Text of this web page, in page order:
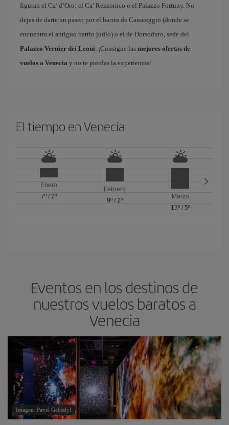
figuran el Ca’ d’Oro; el Ca’ Rezzonico o el Palazzo Fortuny. No
dejes de darte un paseo por el barrio de Canareggio (donde se
encuentra el antiguo barrio judío) o el de Dorsoduro, sede del
Palazzo Vernier dei Leoni. ¡Consigue las mejores ofertas de
vuelos a Venecia y no te pierdas la experiencia!
El tiempo en Venecia
Enero
7º/ 2º
Febrero
9º/ 2º
Marzo
13º/ 5º
Eventos en los destinos de
nuestros vuelos baratos a
Venecia
Imagen: Pavel Gabzdyl